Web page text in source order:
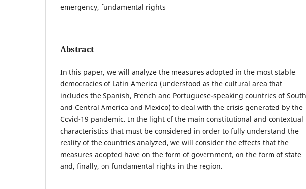
emergency, fundamental rights
Abstract
In this paper, we will analyze the measures adopted in the most stable
democracies of Latin America (understood as the cultural area that
includes the Spanish, French and Portuguese-speaking countries of South
and Central America and Mexico) to deal with the crisis generated by the
Covid-19 pandemic. In the light of the main constitutional and contextual
characteristics that must be considered in order to fully understand the
reality of the countries analyzed, we will consider the effects that the
measures adopted have on the form of government, on the form of state
and, finally, on fundamental rights in the region.